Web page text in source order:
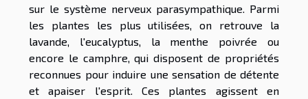
sur le système nerveux parasympathique. Parmi
les plantes les plus utilisées, on retrouve la
lavande, l'eucalyptus, la menthe poivrée ou
encore le camphre, qui disposent de propriétés
reconnues pour induire une sensation de détente
et apaiser l'esprit. Ces plantes agissent en